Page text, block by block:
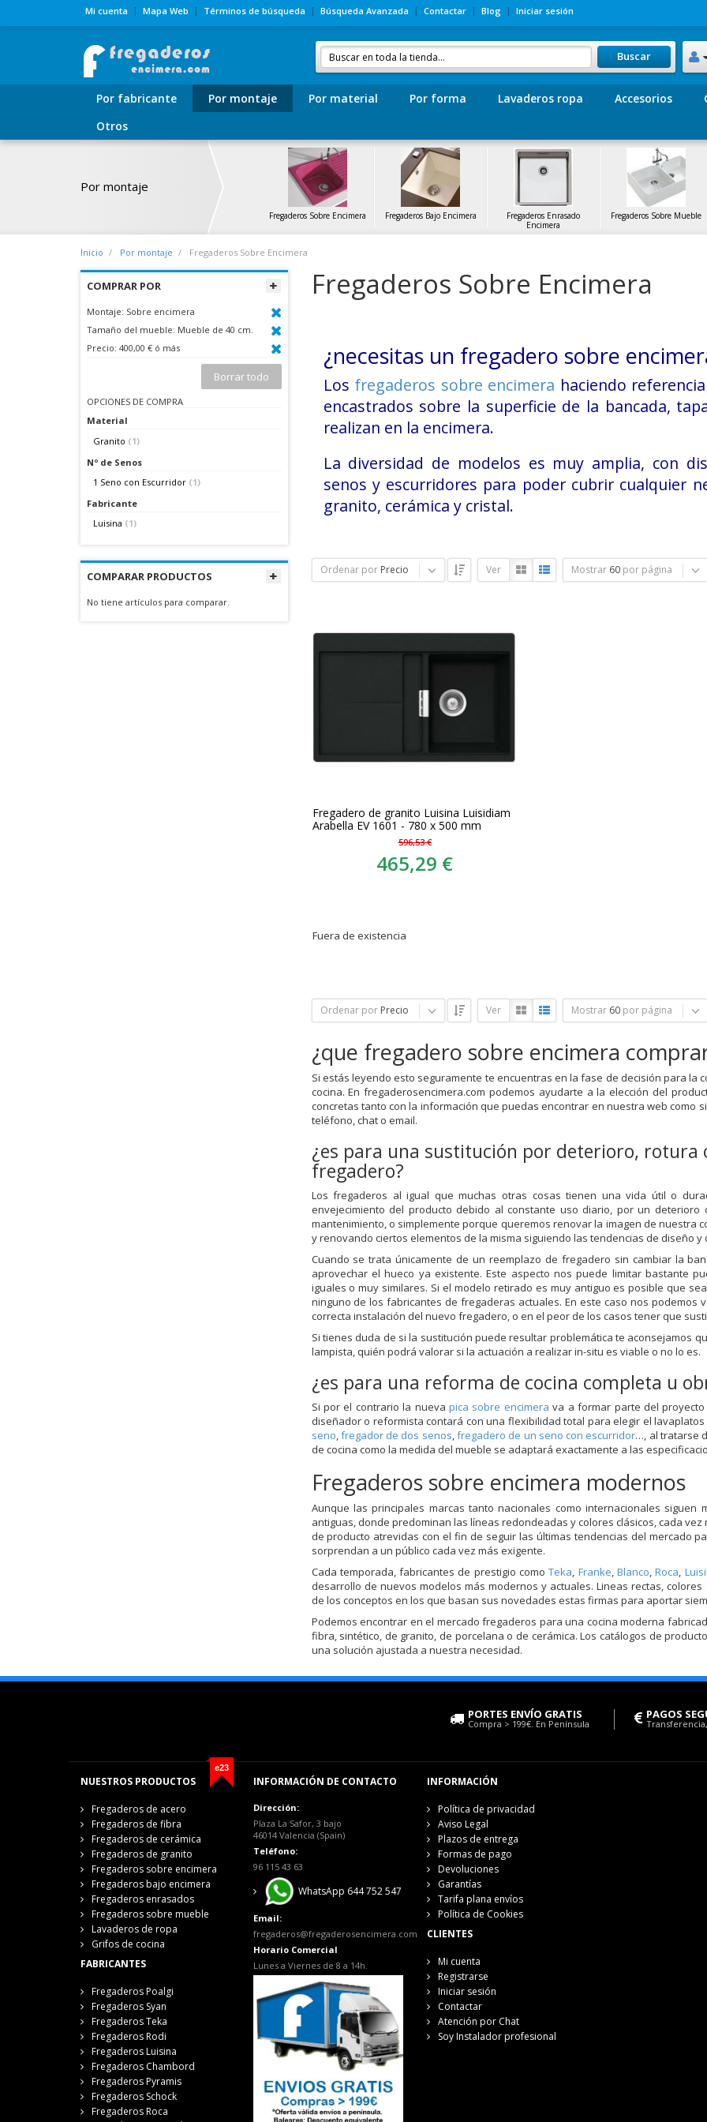
Mi cuenta Mapa Web Términos de búsqueda Búsqueda Avanzada Contactar Blog Iniciar sesión
Buscar
Por fabricante Por montaje Por material Por forma Lavaderos ropa Accesorios
Otros
Por montaje
Fregaderos Sobre Encimera Fregaderos Bajo Encimera
Fregaderos Enrasado
Encimera
Fregaderos Sobre Mueble
Inicio Por montaje Fregaderos Sobre Encimera
COMPRAR POR
Montaje: Sobre encimera
Tamaño del mueble: Mueble de 40 cm.
Precio: 400,00 € ó más
Borrar todo
OPCIONES DE COMPRA
Material
Granito (1)
Nº de Senos
1 Seno con Escurridor (1)
Fabricante
Luisina (1)
COMPARAR PRODUCTOS
No tiene artículos para comparar.
Fregaderos Sobre Encimera
¿necesitas un fregadero sobre
Los fregaderos sobre encimera haciendo
encastrados sobre la superficie de la bancada,
realizan en la encimera.
La diversidad de modelos es muy amplia, con
senos y escurridores para poder cubrir cualquier
granito, cerámica y cristal.
Ordenar por Precio Ver Mostrar 60 por página
Fregadero de granito Luisina Luisidiam
Arabella EV 1601 - 780 x 500 mm
596,53 €
465,29 €
Fuera de existencia
Ordenar por Precio Ver Mostrar 60 por página
¿que fregadero sobre encimera
Si estás leyendo esto seguramente te encuentras en la fase de decisión para la
cocina. En fregaderosencimera.com podemos ayudarte a la elección del
concretas tanto con la información que puedas encontrar en nuestra web como
teléfono, chat o email.
¿es para una sustitución por deterioro, rotura
fregadero?
Los fregaderos al igual que muchas otras cosas tienen una vida útil o
envejecimiento del producto debido al constante uso diario, por un
mantenimiento, o simplemente porque queremos renovar la imagen de
y renovando ciertos elementos de la misma siguiendo las tendencias de diseño
Cuando se trata únicamente de un reemplazo de fregadero sin cambiar la
aprovechar el hueco ya existente. Este aspecto nos puede limitar bastante
iguales o muy similares. Si el modelo retirado es muy antiguo es posible que
ninguno de los fabricantes de fregaderas actuales. En este caso nos
correcta instalación del nuevo fregadero, o en el peor de los casos tener que
Si tienes duda de si la sustitución puede resultar problemática te aconsejamos
lampista, quién podrá valorar si la actuación a realizar in-situ es viable o no lo es.
¿es para una reforma de cocina completa u
Si por el contrario la nuevapica sobre encimera va a formar parte del
diseñador o reformista contará con una flexibilidad total para elegir el
seno,fregador de dos senos,fregadero de un seno con escurridor…, al tratarse
de cocina como la medida del mueble se adaptará exactamente a las
Fregaderos sobre encimera modernos
Aunque las principales marcas tanto nacionales como internacionales
antiguas, donde predominan las líneas redondeadas y colores clásicos, cada
de producto atrevidas con el fin de seguir las últimas tendencias del mercado
sorprendan a un público cada vez más exigente.
Cada temporada, fabricantes de prestigio comoTeka, Franke,Blanco,Roca,
desarrollo de nuevos modelos más modernos y actuales. Lineas rectas,
de los conceptos en los que basan sus novedades estas firmas para aportar
Podemos encontrar en el mercado fregaderos para una cocina moderna
fibra, sintético, de granito, de porcelana o de cerámica. Los catálogos de
una solución ajustada a nuestra necesidad.
PORTES ENVÍO GRATIS
Compra > 199€. En Península
PAGOS
e23
NUESTROS PRODUCTOS
Fregaderos de acero
Fregaderos de fibra
Fregaderos de cerámica
Fregaderos de granito
Fregaderos sobre encimera
Fregaderos bajo encimera
Fregaderos enrasados
Fregaderos sobre mueble
Lavaderos de ropa
Grifos de cocina
FABRICANTES
Fregaderos Poalgi
Fregaderos Syan
Fregaderos Teka
Fregaderos Rodi
Fregaderos Luisina
Fregaderos Chambord
Fregaderos Pyramis
Fregaderos Schock
Fregaderos Roca
INFORMACIÓN DE CONTACTO
Dirección:
Plaza La Safor, 3 bajo
46014 Valencia (Spain)
Teléfono:
96 115 43 63
WhatsApp 644 752 547
Email:
fregaderos@fregaderosencimera.com
Horario Comercial
Lunes a Viernes de 8 a 14h.
INFORMACIÓN
Política de privacidad
Aviso Legal
Plazos de entrega
Formas de pago
Devoluciones
Garantías
Tarifa plana envíos
Política de Cookies
CLIENTES
Mi cuenta
Registrarse
Iniciar sesión
Contactar
Atención por Chat
Soy Instalador profesional